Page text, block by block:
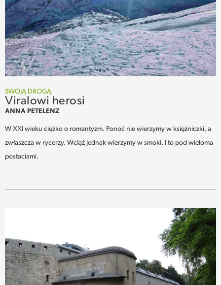
SWOJĄ DROGĄ
Viralowi herosi
ANNA PETELENZ
W XXI wieku ciężko o romantyzm. Ponoć nie wierzymy w księżniczki, a
zwłaszcza w rycerzy. Wciąż jednak wierzymy w smoki. I to pod wieloma
postaciami.